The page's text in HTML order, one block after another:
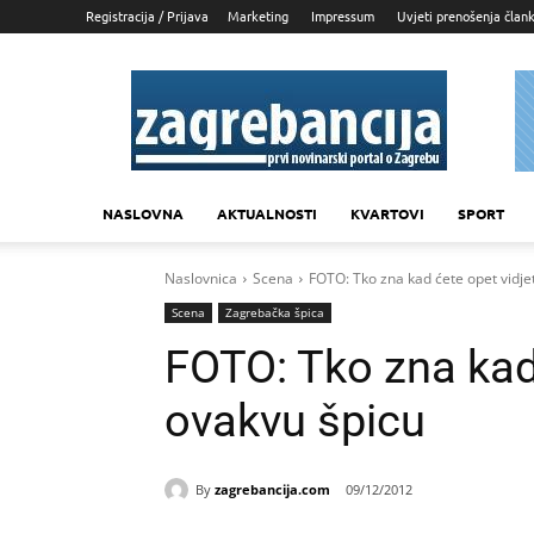
Registracija / Prijava Marketing Impressum Uvjeti prenošenja
Zagrebancija
NASLOVNA AKTUALNOSTI KVARTOVI SPORT
Naslovnica Scena FOTO: Tko zna kad ćete opet
Scena Zagrebačka špica
FOTO: Tko zna
ovakvu špicu
By zagrebancija.com 09/12/2012